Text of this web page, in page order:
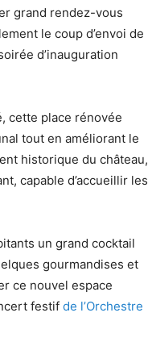
grand rendez-vous
le coup d’envoi de
d’inauguration
cette place rénovée
tout en améliorant le
historique du château,
capable d’accueillir les
un grand cocktail
gourmandises et
ce nouvel espace
festif de l’Orchestre